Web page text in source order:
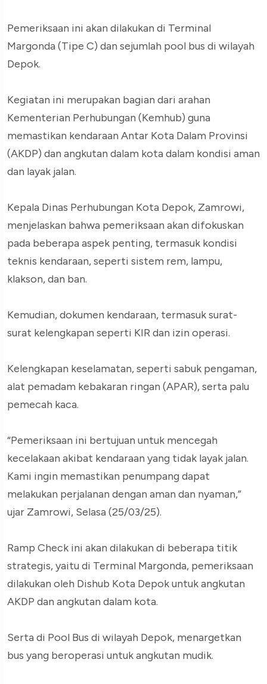
Pemeriksaan ini akan dilakukan di Terminal
Margonda (Tipe C) dan sejumlah pool bus di wilayah
Depok.
Kegiatan ini merupakan bagian dari arahan
Kementerian Perhubungan (Kemhub) guna
memastikan kendaraan Antar Kota Dalam Provinsi
(AKDP) dan angkutan dalam kota dalam kondisi aman
dan layak jalan.
Kepala Dinas Perhubungan Kota Depok, Zamrowi,
menjelaskan bahwa pemeriksaan akan difokuskan
pada beberapa aspek penting, termasuk kondisi
teknis kendaraan, seperti sistem rem, lampu,
klakson, dan ban.
Kemudian, dokumen kendaraan, termasuk surat-
surat kelengkapan seperti KIR dan izin operasi.
Kelengkapan keselamatan, seperti sabuk pengaman,
alat pemadam kebakaran ringan (APAR), serta palu
pemecah kaca.
“Pemeriksaan ini bertujuan untuk mencegah
kecelakaan akibat kendaraan yang tidak layak jalan.
Kami ingin memastikan penumpang dapat
melakukan perjalanan dengan aman dan nyaman,”
ujar Zamrowi, Selasa (25/03/25).
Ramp Check ini akan dilakukan di beberapa titik
strategis, yaitu di Terminal Margonda, pemeriksaan
dilakukan oleh Dishub Kota Depok untuk angkutan
AKDP dan angkutan dalam kota.
Serta di Pool Bus di wilayah Depok, menargetkan
bus yang beroperasi untuk angkutan mudik.